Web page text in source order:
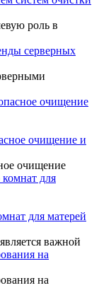
роль в
серверных
очищение и
очищение
для матерей
важной
на
на